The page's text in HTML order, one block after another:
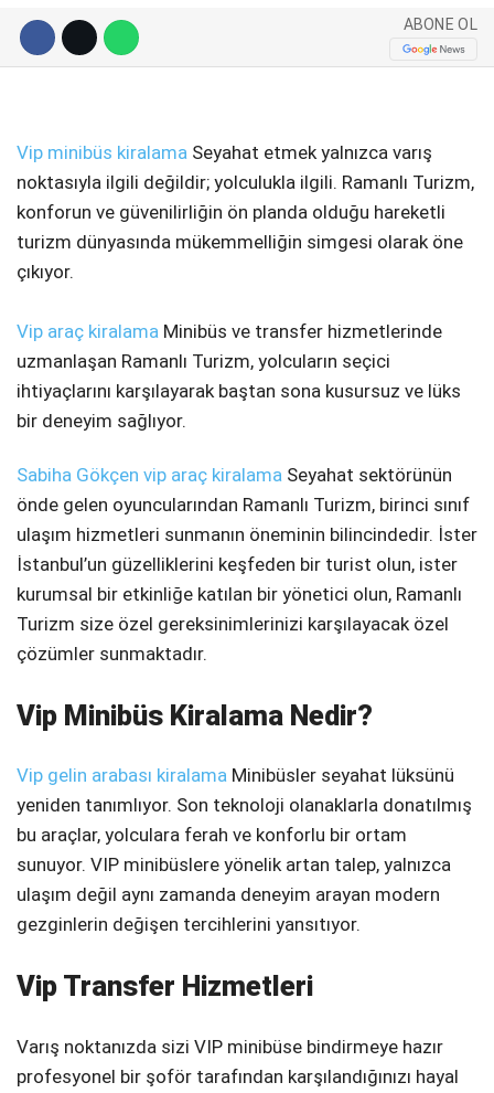
Telegram
ABONE OL
Vip minibüs kiralama Seyahat etmek yalnızca varış
noktasıyla ilgili değildir; yolculukla ilgili. Ramanlı Turizm,
konforun ve güvenilirliğin ön planda olduğu hareketli
turizm dünyasında mükemmelliğin simgesi olarak öne
çıkıyor.
Vip araç kiralama Minibüs ve transfer hizmetlerinde
uzmanlaşan Ramanlı Turizm, yolcuların seçici
ihtiyaçlarını karşılayarak baştan sona kusursuz ve lüks
bir deneyim sağlıyor.
Sabiha Gökçen vip araç kiralama Seyahat sektörünün
önde gelen oyuncularından Ramanlı Turizm, birinci sınıf
ulaşım hizmetleri sunmanın öneminin bilincindedir. İster
İstanbul’un güzelliklerini keşfeden bir turist olun, ister
kurumsal bir etkinliğe katılan bir yönetici olun, Ramanlı
Turizm size özel gereksinimlerinizi karşılayacak özel
çözümler sunmaktadır.
Vip Minibüs Kiralama Nedir?
Vip gelin arabası kiralama Minibüsler seyahat lüksünü
yeniden tanımlıyor. Son teknoloji olanaklarla donatılmış
bu araçlar, yolculara ferah ve konforlu bir ortam
sunuyor. VIP minibüslere yönelik artan talep, yalnızca
ulaşım değil aynı zamanda deneyim arayan modern
gezginlerin değişen tercihlerini yansıtıyor.
Vip Transfer Hizmetleri
Varış noktanızda sizi VIP minibüse bindirmeye hazır
profesyonel bir şoför tarafından karşılandığınızı hayal